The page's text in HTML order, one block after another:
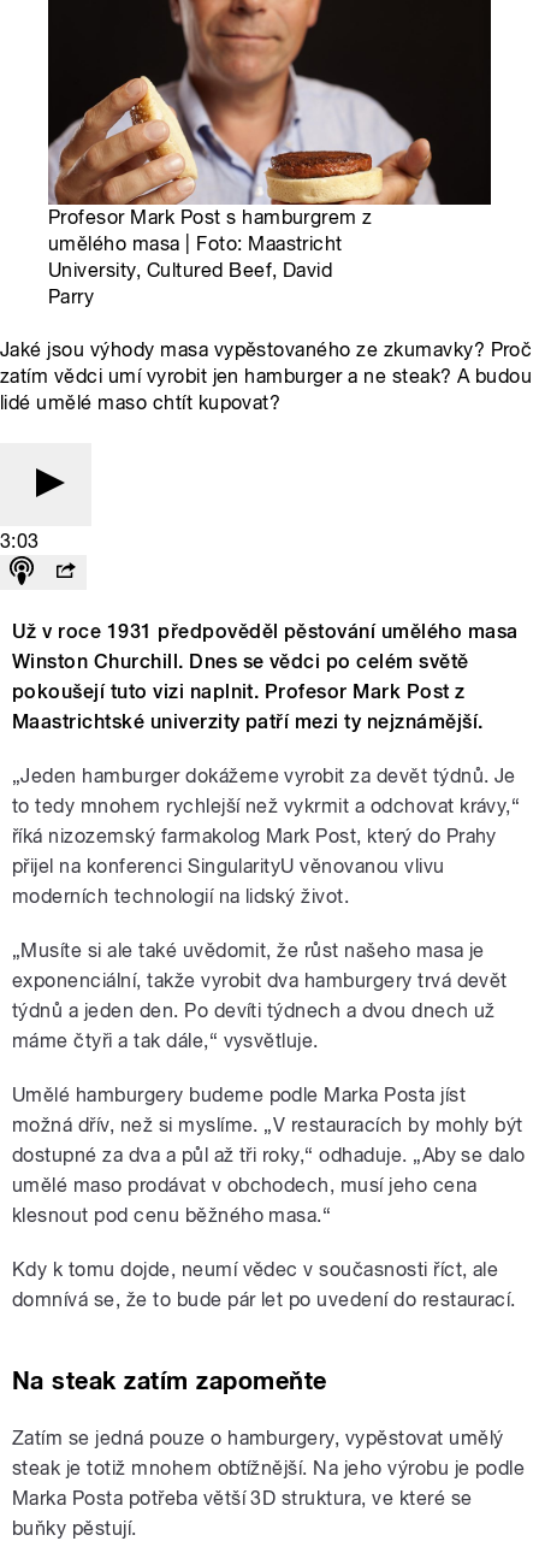
Profesor Mark Post s hamburgrem z
umělého masa | Foto: Maastricht
University, Cultured Beef, David
Parry
Jaké jsou výhody masa vypěstovaného ze zkumavky? Proč
zatím vědci umí vyrobit jen hamburger a ne steak? A budou
lidé umělé maso chtít kupovat?
3:03
Už v roce 1931 předpověděl pěstování umělého masa
Winston Churchill. Dnes se vědci po celém světě
pokoušejí tuto vizi naplnit. Profesor Mark Post z
Maastrichtské univerzity patří mezi ty nejznámější.
„Jeden hamburger dokážeme vyrobit za devět týdnů. Je
to tedy mnohem rychlejší než vykrmit a odchovat krávy,“
říká nizozemský farmakolog Mark Post, který do Prahy
přijel na konferenci SingularityU věnovanou vlivu
moderních technologií na lidský život.
„Musíte si ale také uvědomit, že růst našeho masa je
exponenciální, takže vyrobit dva hamburgery trvá devět
týdnů a jeden den. Po devíti týdnech a dvou dnech už
máme čtyři a tak dále,“ vysvětluje.
Umělé hamburgery budeme podle Marka Posta jíst
možná dřív, než si myslíme. „V restauracích by mohly být
dostupné za dva a půl až tři roky,“ odhaduje. „Aby se dalo
umělé maso prodávat v obchodech, musí jeho cena
klesnout pod cenu běžného masa.“
Kdy k tomu dojde, neumí vědec v současnosti říct, ale
domnívá se, že to bude pár let po uvedení do restaurací.
Na steak zatím zapomeňte
Zatím se jedná pouze o hamburgery, vypěstovat umělý
steak je totiž mnohem obtížnější. Na jeho výrobu je podle
Marka Posta potřeba větší 3D struktura, ve které se
buňky pěstují.